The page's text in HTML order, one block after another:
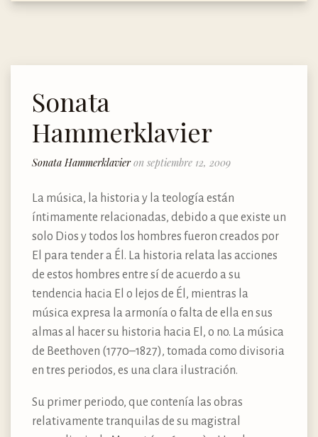
Sonata
Hammerklavier
Sonata Hammerklavieron septiembre 12, 2009
La música, la historia y la teología están
íntimamente relacionadas, debido a que existe un
solo Dios y todos los hombres fueron creados por
El para tender a Él. La historia relata las acciones
de estos hombres entre sí de acuerdo a su
tendencia hacia El o lejos de Él, mientras la
música expresa la armonía o falta de ella en sus
almas al hacer su historia hacia El, o no. La música
de Beethoven (1770–1827), tomada como divisoria
en tres periodos, es una clara ilustración.
Su primer periodo, que contenía las obras
relativamente tranquilas de su magistral